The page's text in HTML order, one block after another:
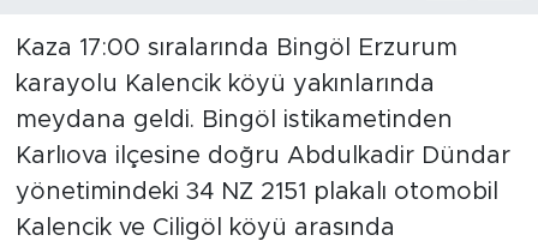
Kaza 17:00 sıralarında Bingöl Erzurum
karayolu Kalencik köyü yakınlarında
meydana geldi. Bingöl istikametinden
Karlıova ilçesine doğru Abdulkadir Dündar
yönetimindeki 34 NZ 2151 plakalı otomobil
Kalencik ve Ciligöl köyü arasında
Hava Durumu
Tavz Der